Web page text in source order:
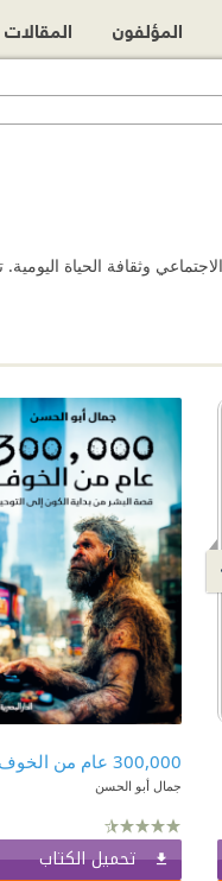
جمال أبو الحسن
تحميل الكتاب
المؤلفون المقالات